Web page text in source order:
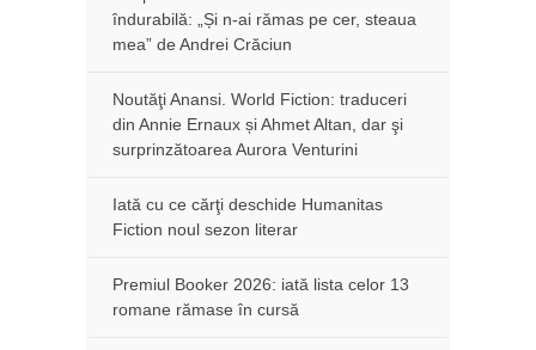
îndurabilă: „Și n-ai rămas pe cer, steaua
mea” de Andrei Crăciun
Noutăţi Anansi. World Fiction: traduceri
din Annie Ernaux și Ahmet Altan, dar şi
surprinzătoarea Aurora Venturini
Iată cu ce cărţi deschide Humanitas
Fiction noul sezon literar
Premiul Booker 2026: iată lista celor 13
romane rămase în cursă